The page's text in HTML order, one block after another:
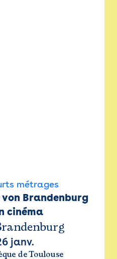
métrages
Brandenburg
cinéma
janv.
de Toulouse